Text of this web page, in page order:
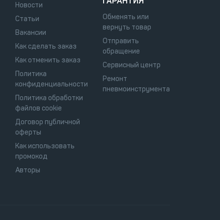
Новости
Статьи
Вакансии
Как сделать заказ
Как отменить заказ
Политика
конфиденциальности
Политика обработки
файлов cookie
Договор публичной
оферты
Как использовать
промокод
Авторы
Обменять или
вернуть товар
Отправить
обращение
Сервисный центр
Ремонт
пневмоинструмента